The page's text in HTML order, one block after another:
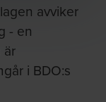
avviker
- en
är
i BDO:s